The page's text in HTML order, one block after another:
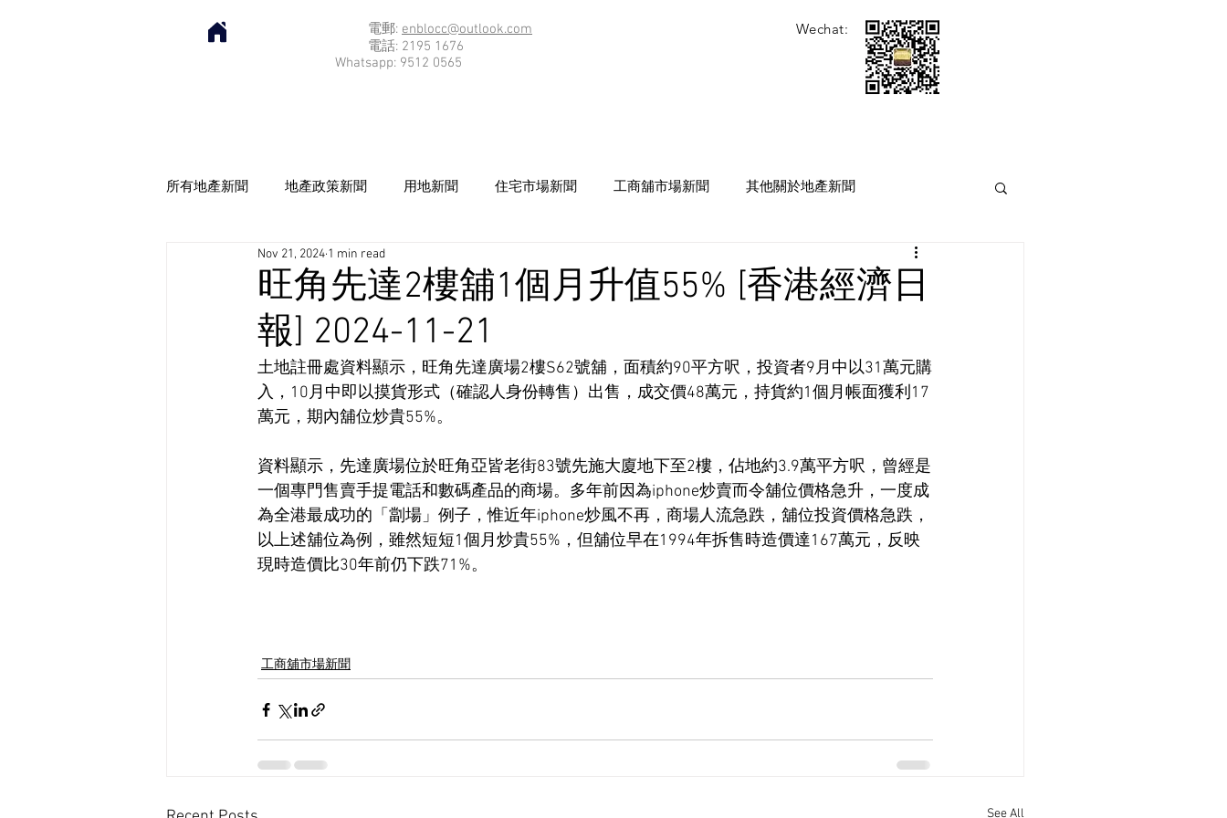
電郵: enblocc@outlook.com
電話: 2195 1676
Whatsapp: 9512 0565
Wechat:
所有地產新聞 地產政策新聞 用地新聞 住宅市場新聞 工商舖市場新聞 其他關於地產新聞
旺角先達2樓舖1個月升值55% [香港經濟日
報] 2024-11-21
Nov 21, 2024 1 min read
土地註冊處資料顯示，旺角先達廣場2樓S62號舖，面積約90平方呎，投資者9月中以31萬元購
入，10月中即以摸貨形式（確認人身份轉售）出售，成交價48萬元，持貨約1個月帳面獲利17
萬元，期內舖位炒貴55%。
資料顯示，先達廣場位於旺角亞皆老街83號先施大廈地下至2樓，佔地約3.9萬平方呎，曾經是
一個專門售賣手提電話和數碼產品的商場。多年前因為iphone炒賣而令舖位價格急升，一度成
為全港最成功的「劏場」例子，惟近年iphone炒風不再，商場人流急跌，舖位投資價格急跌，
以上述舖位為例，雖然短短1個月炒貴55%，但舖位早在1994年拆售時造價達167萬元，反映
現時造價比30年前仍下跌71%。
工商舖市場新聞
See All